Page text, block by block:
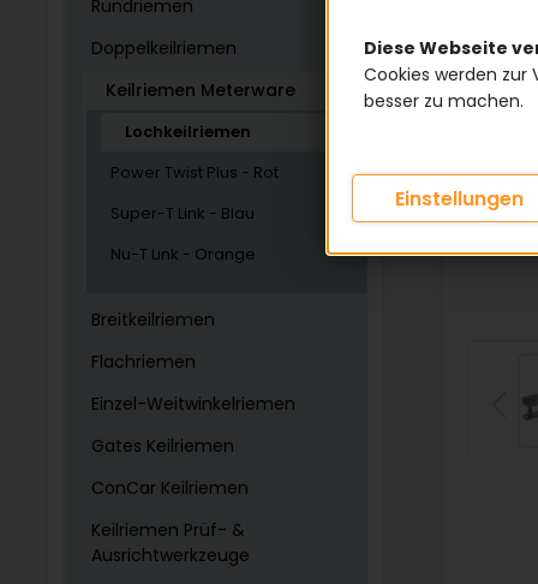
Rundriemen
Doppelkeilriemen
Keilriemen Meterware
Lochkeilriemen
Power Twist Plus - Rot
Super-T Link - Blau
Nu-T Link - Orange
Breitkeilriemen
Flachriemen
Einzel-Weitwinkelriemen
Gates Keilriemen
ConCar Keilriemen
Keilriemen Prüf- &
Ausrichtwerkzeuge
Diese Webseite
Cookies werden zur
besser zu machen.
Einstellungen